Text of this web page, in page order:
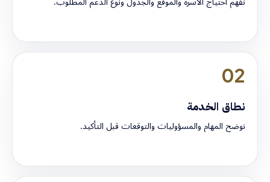
02
نطاق الخدمة
نوضح المهام والمسؤوليات والتوقعات قبل التأكيد.